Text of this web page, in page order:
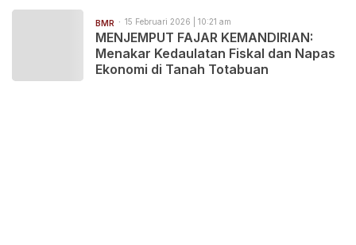
BMR 15 Februari 2026 | 10:21 am
MENJEMPUT FAJAR KEMANDIRIAN:
Menakar Kedaulatan Fiskal dan Napas
Ekonomi di Tanah Totabuan